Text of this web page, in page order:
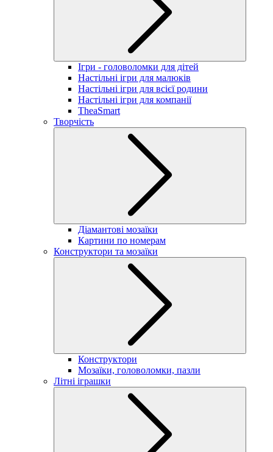
Ігри - головоломки для дітей
Настільні ігри для малюків
Настільні ігри для всієї родини
Настільні ігри для компанії
TheaSmart
Творчість
Діамантові мозаїки
Картини по номерам
Конструктори та мозаїки
Конструктори
Мозаїки, головоломки, пазли
Літні іграшки